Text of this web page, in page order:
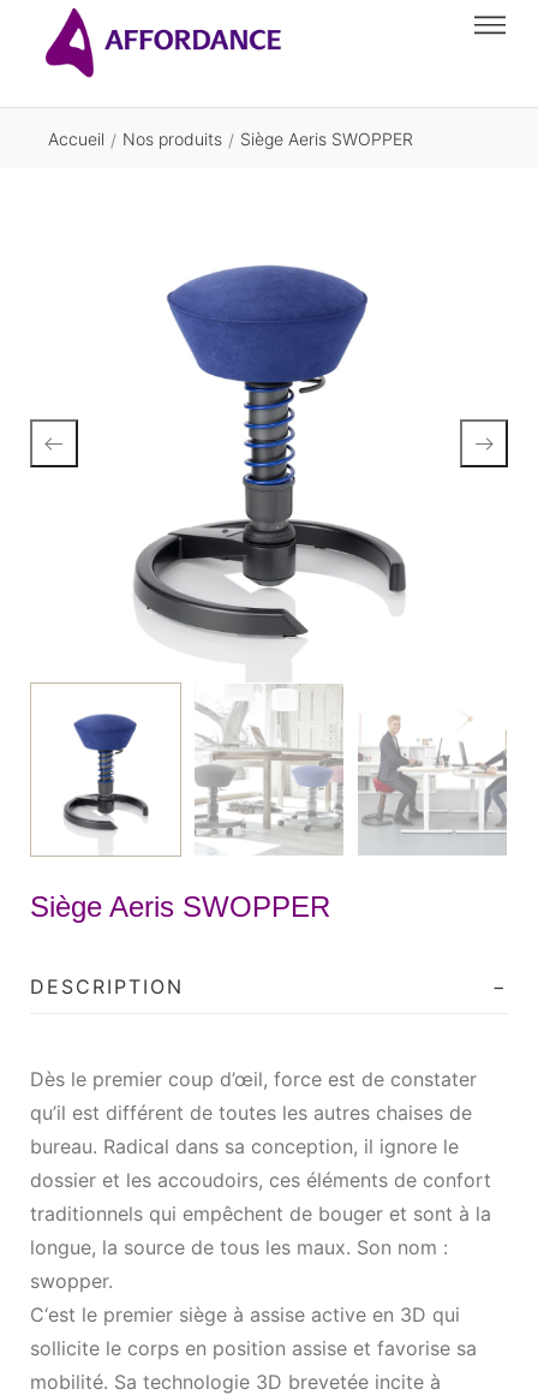
Accueil / Nos produits / Siège Aeris SWOPPER
Siège Aeris SWOPPER
DESCRIPTION
Dès le premier coup d’œil, force est de constater
qu’il est différent de toutes les autres chaises de
bureau. Radical dans sa conception, il ignore le
dossier et les accoudoirs, ces éléments de confort
traditionnels qui empêchent de bouger et sont à la
longue, la source de tous les maux. Son nom :
swopper.
C‘est le premier siège à assise active en 3D qui
sollicite le corps en position assise et favorise sa
mobilité. Sa technologie 3D brevetée incite à